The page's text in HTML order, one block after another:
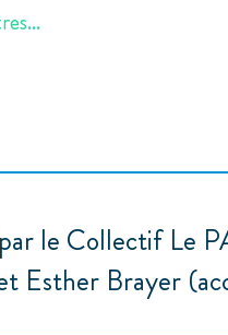
le Collectif Le
Esther Brayer